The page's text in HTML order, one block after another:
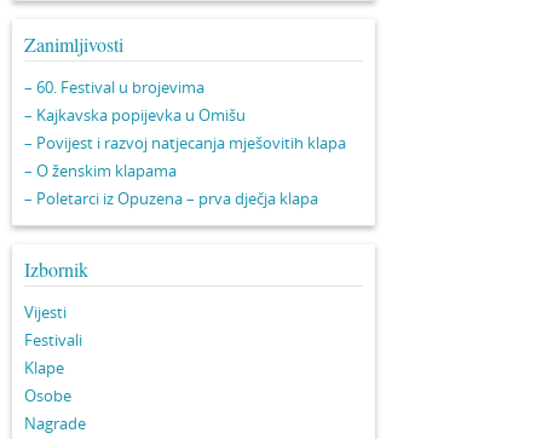
Zanimljivosti
– 60. Festival u brojevima
– Kajkavska popijevka u Omišu
– Povijest i razvoj natjecanja mješovitih klapa
– O ženskim klapama
– Poletarci iz Opuzena – prva dječja klapa
Izbornik
Vijesti
Festivali
Klape
Osobe
Nagrade